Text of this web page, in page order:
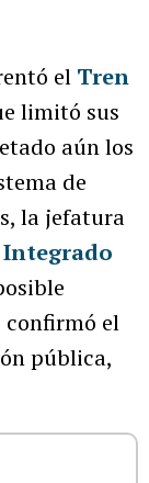
el Tren
limitó sus
aún los
de
la jefatura
confirmó el
pública,